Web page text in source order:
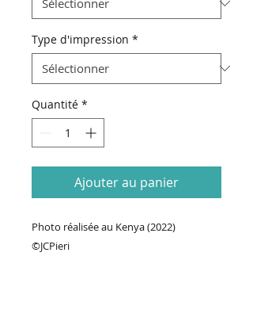
Type d'impression *
Quantité *
Ajouter au panier
Photo réalisée au Kenya (2022)
©JCPieri